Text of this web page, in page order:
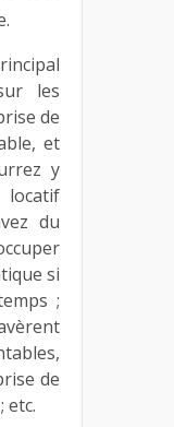
les
de
et
y
locatif
du
si
;
de
etc.